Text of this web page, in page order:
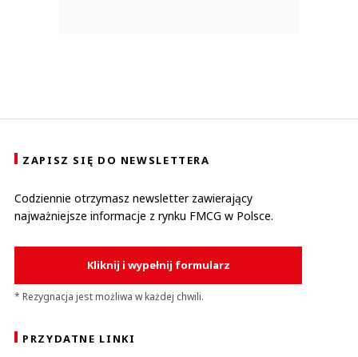
ZAPISZ SIĘ DO NEWSLETTERA
Codziennie otrzymasz newsletter zawierający
najważniejsze informacje z rynku FMCG w Polsce.
Kliknij i wypełnij formularz
* Rezygnacja jest możliwa w każdej chwili.
PRZYDATNE LINKI